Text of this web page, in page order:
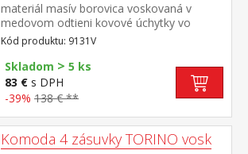
materiál masív borovica voskovaná v
medovom odtieni kovové úchytky vo
farebnom prevedení černená mosadz tri
zásuvky s kovovými pojazdmi
Kód produktu: 9131V
Skladom > 5 ks
83 € s DPH
-39% 138 € **
Komoda 4 zásuvky TORINO vosk